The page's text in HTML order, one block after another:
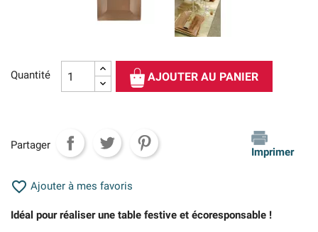
Quantité AJOUTER AU PANIER
Partager
Imprimer
 Ajouter à mes favoris
Idéal pour réaliser une table festive et écoresponsable !